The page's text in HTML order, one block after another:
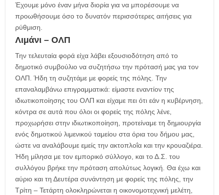
Έχουμε μόνο έναν μήνα διορία για να μπορέσουμε να
προωθήσουμε όσο το δυνατόν περισσότερες αιτήσεις για
ρύθμιση.
Λιμάνι – ΟΛΠ
Την τελευταία φορά είχα λάβει εξουσιοδότηση από το
δημοτικό συμβούλιο να συζητήσω την πρότασή μας για τον
ΟΛΠ. Ήδη τη συζητάμε με φορείς της πόλης. Την
επαναλαμβάνω επιγραμματικά: είμαστε εναντίον της
ιδιωτικοποίησης του ΟΛΠ και είχαμε πει ότι εάν η κυβέρνηση,
κόντρα σε αυτά που όλοι οι φορείς της πόλης λένε,
προχωρήσει στην ιδιωτικοποίηση, προτείναμε τη δημιουργία
ενός δημοτικού λιμενικού ταμείου στα όρια του δήμου μας,
ώστε να αναλάβουμε εμείς την ακτοπλοΐα και την κρουαζιέρα.
Ήδη μίλησα με τον εμπορικό σύλλογο, και το Δ.Σ. του
συλλόγου βρήκε την πρόταση απολύτως λογική. Θα έχω και
αύριο και τη Δευτέρα συνάντηση με φορείς της πόλης, την
Τρίτη – Τετάρτη ολοκληρώνεται η οικονομοτεχνική μελέτη,